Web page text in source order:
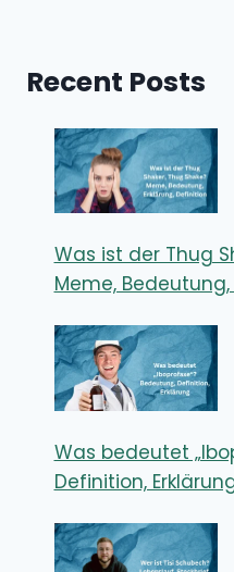
Recent Posts
Was ist der Thug
Meme,
Was bedeutet
Definition,